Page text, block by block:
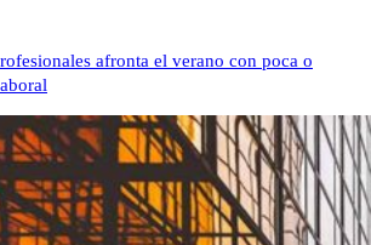
afronta el verano con poca o